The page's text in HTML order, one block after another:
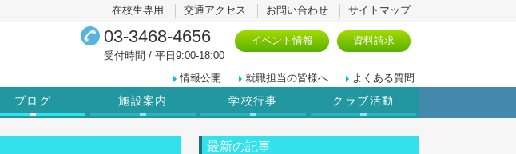
在校生専用 交通アクセス お問い合わせ サイトマップ
03-3468-4656
受付時間 / 平日9:00-18:00
イベント情報 資料請求
情報公開 就職担当の皆様へ よくある質問
ブログ 施設案内 学校行事 クラブ活動
最新の記事